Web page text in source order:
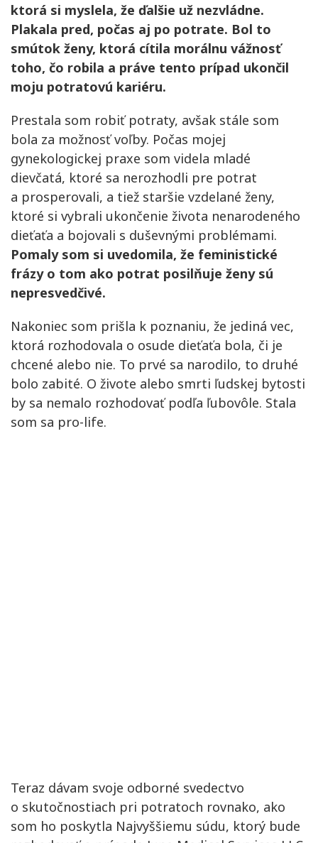
ktorá si myslela, že ďalšie už nezvládne.
Plakala pred, počas aj po potrate. Bol to
smútok ženy, ktorá cítila morálnu vážnosť
toho, čo robila a práve tento prípad ukončil
moju potratovú kariéru.
Prestala som robiť potraty, avšak stále som
bola za možnosť voľby. Počas mojej
gynekologickej praxe som videla mladé
dievčatá, ktoré sa nerozhodli pre potrat
a prosperovali, a tiež staršie vzdelané ženy,
ktoré si vybrali ukončenie života nenarodeného
dieťaťa a bojovali s duševnými problémami.
Pomaly som si uvedomila, že feministické
frázy o tom ako potrat posilňuje ženy sú
nepresvedčivé.
Nakoniec som prišla k poznaniu, že jediná vec,
ktorá rozhodovala o osude dieťaťa bola, či je
chcené alebo nie. To prvé sa narodilo, to druhé
bolo zabité. O živote alebo smrti ľudskej bytosti
by sa nemalo rozhodovať podľa ľubovôle. Stala
som sa pro-life.
Teraz dávam svoje odborné svedectvo
o skutočnostiach pri potratoch rovnako, ako
som ho poskytla Najvyššiemu súdu, ktorý bude